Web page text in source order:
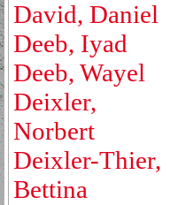
David, Daniel
Deeb, Iyad
Deeb, Wayel
Deixler,
Norbert
Deixler-Thier,
Bettina